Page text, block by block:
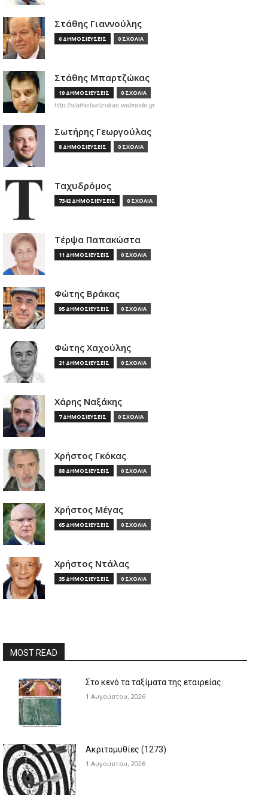
Στάθης Γιαννούλης
6 ΔΗΜΟΣΙΕΥΣΕΙΣ 0 ΣΧΟΛΙΑ
Στάθης Μπαρτζώκας
19 ΔΗΜΟΣΙΕΥΣΕΙΣ 0 ΣΧΟΛΙΑ
http://stathisbartzokas.webnode.gr
Σωτήρης Γεωργούλας
8 ΔΗΜΟΣΙΕΥΣΕΙΣ 0 ΣΧΟΛΙΑ
Ταχυδρόμος
7342 ΔΗΜΟΣΙΕΥΣΕΙΣ 0 ΣΧΟΛΙΑ
Τέρψα Παπακώστα
11 ΔΗΜΟΣΙΕΥΣΕΙΣ 0 ΣΧΟΛΙΑ
Φώτης Βράκας
95 ΔΗΜΟΣΙΕΥΣΕΙΣ 0 ΣΧΟΛΙΑ
Φώτης Χαχούλης
21 ΔΗΜΟΣΙΕΥΣΕΙΣ 0 ΣΧΟΛΙΑ
Χάρης Ναξάκης
7 ΔΗΜΟΣΙΕΥΣΕΙΣ 0 ΣΧΟΛΙΑ
Χρήστος Γκόκας
88 ΔΗΜΟΣΙΕΥΣΕΙΣ 0 ΣΧΟΛΙΑ
Χρήστος Μέγας
65 ΔΗΜΟΣΙΕΥΣΕΙΣ 0 ΣΧΟΛΙΑ
Χρήστος Ντάλας
35 ΔΗΜΟΣΙΕΥΣΕΙΣ 0 ΣΧΟΛΙΑ
MOST READ
Στο κενό τα ταξίματα της εταιρείας
1 Αυγούστου, 2026
Ακριτομυθίες (1273)
1 Αυγούστου, 2026